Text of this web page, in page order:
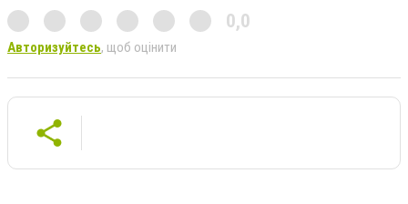
0,0
Авторизуйтесь, щоб оцінити